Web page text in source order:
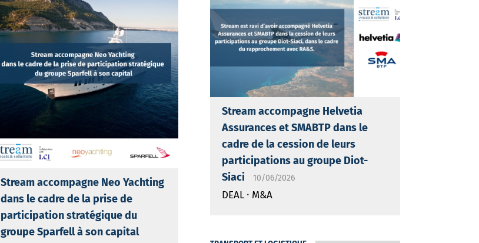
Stream accompagne Neo Yachting
dans le cadre de la prise de
participation stratégique du
groupe Sparfell à son capital
Stream accompagne Helvetia
Assurances et SMABTP dans le
cadre de la cession de leurs
participations au groupe Diot-
Siaci
10/06/2026
DEAL · M&A